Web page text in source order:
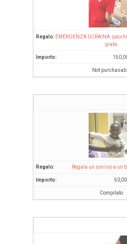
EMERGENZA UCRAINA:
giata
Not
Regala un sorriso a un
50,00
Compilato